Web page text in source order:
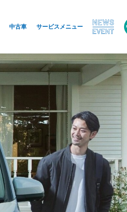
中古車 サービスメニュー